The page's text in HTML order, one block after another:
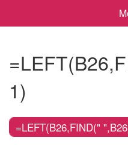
1)
=LEFT(B26,FIND("